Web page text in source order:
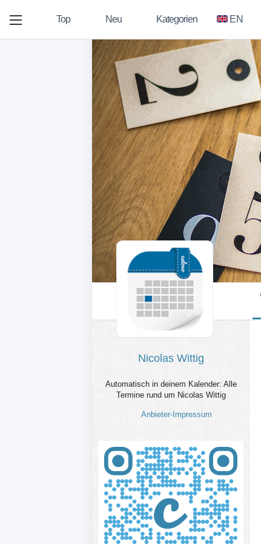
Top Neu Kategorien EN
Nicolas Wittig
Automatisch in deinem Kalender: Alle
Termine rund um Nicolas Wittig
Anbieter-Impressum